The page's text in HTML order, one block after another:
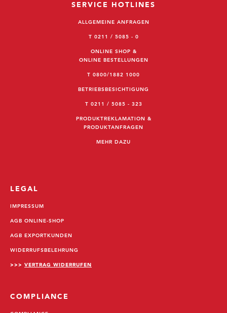
SERVICE HOTLINES
ALLGEMEINE ANFRAGEN
T 0211 / 5085 - 0
ONLINE SHOP &
ONLINE BESTELLUNGEN
T 0800/1882 1000
BETRIEBSBESICHTIGUNG
T 0211 / 5085 - 323
PRODUKTREKLAMATION &
PRODUKTANFRAGEN
MEHR DAZU
LEGAL
IMPRESSUM
AGB ONLINE-SHOP
AGB EXPORTKUNDEN
WIDERRUFSBELEHRUNG
>>> VERTRAG WIDERRUFEN
COMPLIANCE